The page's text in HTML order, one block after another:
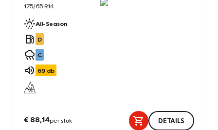
175/65 R14
All-Season
D
C
69 db
€ 88,14per stuk DETAILS